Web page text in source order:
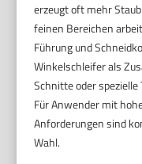
erzeugt oft mehr
feinen Bereichen
Führung und
Winkelschleifer als
Schnitte oder
Für Anwender mit
Anforderungen sind
Wahl.